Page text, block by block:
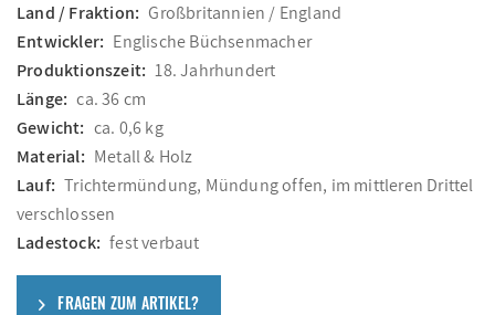
Land / Fraktion: Großbritannien / England
Entwickler: Englische Büchsenmacher
Produktionszeit: 18. Jahrhundert
Länge: ca. 36 cm
Gewicht: ca. 0,6 kg
Material: Metall & Holz
Lauf: Trichtermündung, Mündung offen, im mittleren Drittel
verschlossen
Ladestock: fest verbaut
FRAGEN ZUM ARTIKEL?